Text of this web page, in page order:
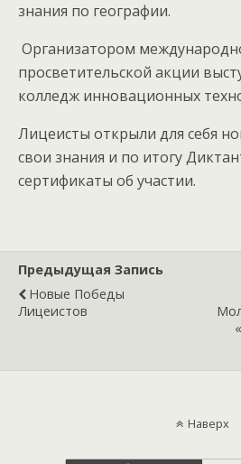
знания по географии.
Организатором
просветительской акции
колледж инновационных
Лицеисты открыли для себя
свои знания и по итогу
сертификаты об участии.
Предыдущая Запись
Новые Победы
Лицеистов
Наверх